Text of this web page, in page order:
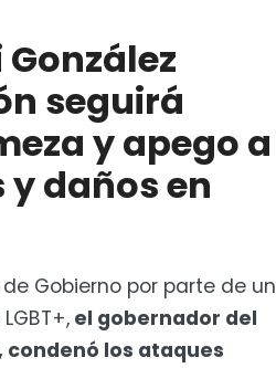
de género
seguirá
y apego a
daños en
Gobierno por parte de un
el gobernador del
condenó los ataques